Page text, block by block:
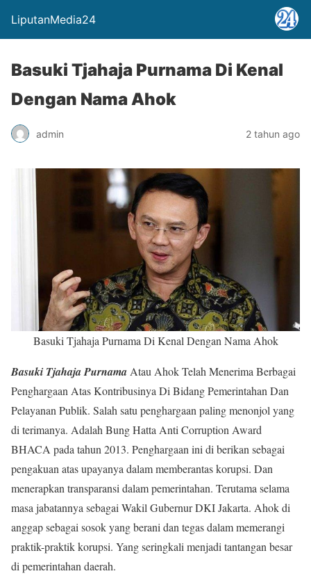
LiputanMedia24
Basuki Tjahaja Purnama Di Kenal
Dengan Nama Ahok
admin 2 tahun ago
Basuki Tjahaja Purnama Di Kenal Dengan Nama Ahok
Basuki Tjahaja Purnama Atau Ahok Telah Menerima Berbagai
Penghargaan Atas Kontribusinya Di Bidang Pemerintahan Dan
Pelayanan Publik. Salah satu penghargaan paling menonjol yang
di terimanya. Adalah Bung Hatta Anti Corruption Award
BHACA pada tahun 2013. Penghargaan ini di berikan sebagai
pengakuan atas upayanya dalam memberantas korupsi. Dan
menerapkan transparansi dalam pemerintahan. Terutama selama
masa jabatannya sebagai Wakil Gubernur DKI Jakarta. Ahok di
anggap sebagai sosok yang berani dan tegas dalam memerangi
praktik-praktik korupsi. Yang seringkali menjadi tantangan besar
di pemerintahan daerah.